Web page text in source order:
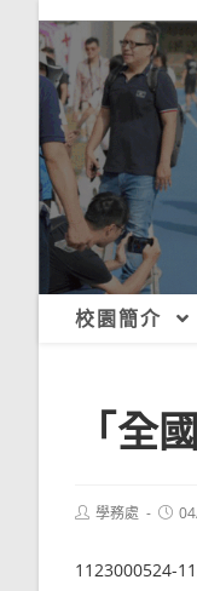
校園簡介
「全
Post學務處
Post
1123000524-